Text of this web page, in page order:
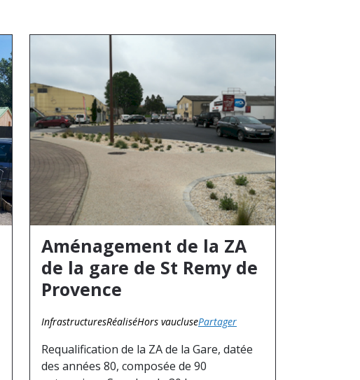
Aménagement de la ZA
de la gare de St Remy de
Provence
InfrastructuresRéaliséHors vauclusePartager
Requalification de la ZA de la Gare, datée
des années 80, composée de 90